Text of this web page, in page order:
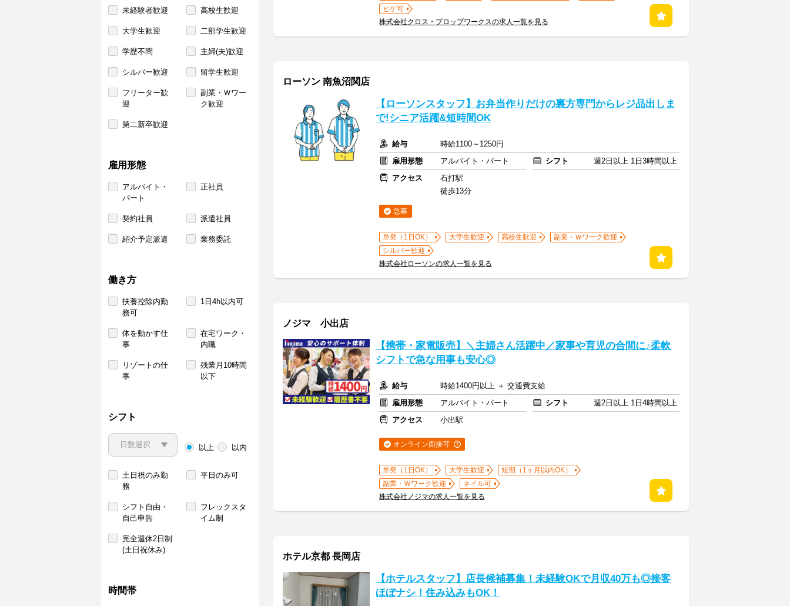
未経験者歓迎 高校生歓迎
大学生歓迎 二部学生歓迎
学歴不問 主婦(夫)歓迎
シルバー歓迎 留学生歓迎
フリーター歓
迎
副業・Ｗワー
ク歓迎
第二新卒歓迎
雇用形態
アルバイト・
パート
正社員
契約社員 派遣社員
紹介予定派遣 業務委託
働き方
扶養控除内勤
務可
1日4h以内可
体を動かす仕
事
在宅ワーク・
内職
リゾートの仕
事
残業月10時間
以下
シフト
以上 以内
土日祝のみ勤
務
平日のみ可
シフト自由・
自己申告
フレックスタ
イム制
完全週休2日制
(土日祝休み)
時間帯
ヒゲ可
株式会社クロス・プロップワークスの求人一覧を見る
ローソン 南魚沼関店
【ローソンスタッフ】お弁当作りだけの裏方専門からレジ品出しま
で!シニア活躍&短時間OK
給与
時給1100～1250円
雇用形態
アルバイト・パート シフト
週2日以上 1日3時間以上
アクセス
石打駅
徒歩13分
急募
単発（1日OK） 大学生歓迎 高校生歓迎
副業・Ｗワーク歓迎
シルバー歓迎
株式会社ローソンの求人一覧を見る
ノジマ 小出店
【携帯・家電販売】＼主婦さん活躍中／家事や育児の合間に♪柔軟
シフトで急な用事も安心◎
給与
時給1400円以上 ＋ 交通費支給
雇用形態
アルバイト・パート シフト
週2日以上 1日4時間以上
アクセス
小出駅
オンライン面接可
単発（1日OK） 大学生歓迎
短期（1ヶ月以内OK）
副業・Ｗワーク歓迎
ネイル可
株式会社ノジマの求人一覧を見る
ホテル京都 長岡店
【ホテルスタッフ】店長候補募集！未経験OKで月収40万も◎接客
ほぼナシ！住み込みもOK！